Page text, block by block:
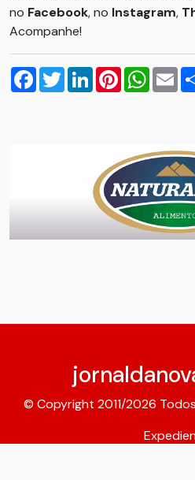
no Facebook, no Instagram,
Acompanhe!
Facebook
TwitterLinkedInPinterest
© Copyright 2011/2026